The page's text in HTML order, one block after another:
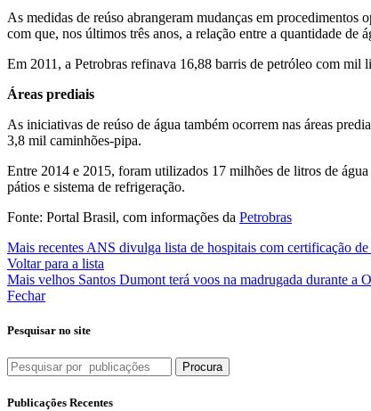
As medidas de reúso abrangeram mudanças em
com que, nos últimos três anos, a relação entre a quantidade de
Em 2011, a Petrobras refinava 16,88 barris de petróleo com mil
Áreas prediais
As iniciativas de reúso de água também ocorrem nas áreas
3,8 mil caminhões-pipa.
Entre 2014 e 2015, foram utilizados 17 milhões de litros de
pátios e sistema de refrigeração.
Fonte: Portal Brasil, com informações da Petrobras
Mais recentes ANS divulga lista de hospitais com certificação
Voltar para a lista
Mais velhos Santos Dumont terá voos na madrugada durante a
Fechar
Pesquisar no site
Procura
Publicações Recentes